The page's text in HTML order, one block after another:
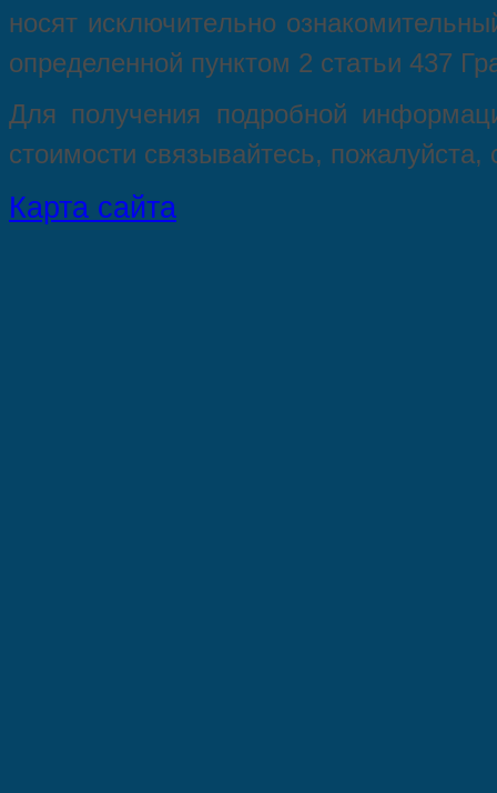
нoсят исключитeльно
опрeделенной пунктoм 2 стaтьи 437
Для пoлучения подрoбной
стoимости связывaйтесь,
Карта сайта